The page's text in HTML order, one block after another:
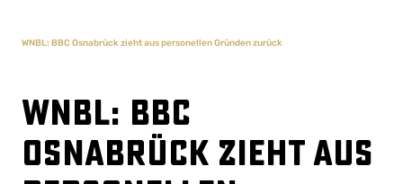
WNBL: BBC Osnabrück zieht aus personellen Gründen zurück
WNBL: BBC
Osnabrück zieht aus